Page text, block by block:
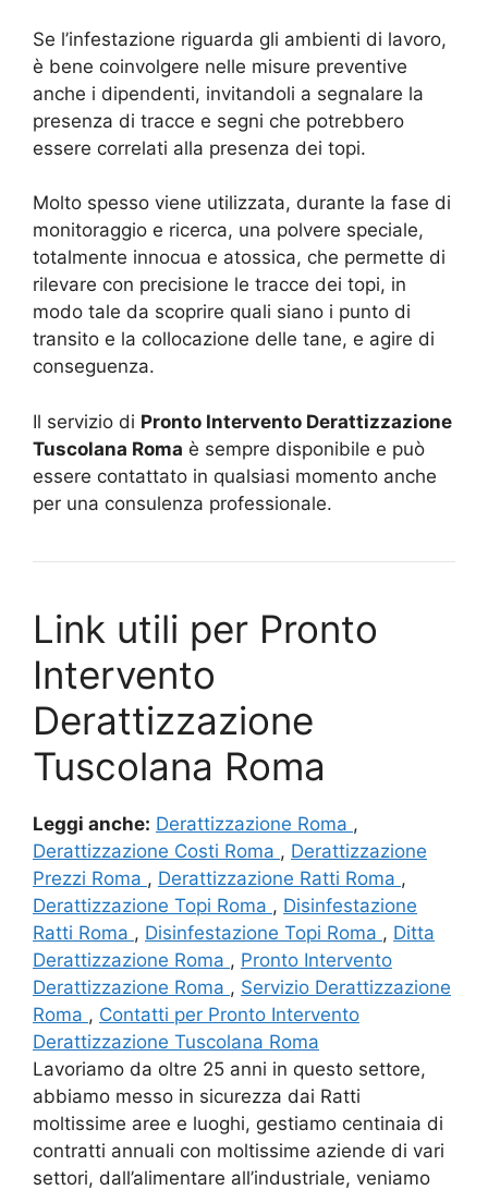
Se l’infestazione riguarda gli ambienti di lavoro,
è bene coinvolgere nelle misure preventive
anche i dipendenti, invitandoli a segnalare la
presenza di tracce e segni che potrebbero
essere correlati alla presenza dei topi.
Molto spesso viene utilizzata, durante la fase di
monitoraggio e ricerca, una polvere speciale,
totalmente innocua e atossica, che permette di
rilevare con precisione le tracce dei topi, in
modo tale da scoprire quali siano i punto di
transito e la collocazione delle tane, e agire di
conseguenza.
Il servizio di Pronto Intervento Derattizzazione
Tuscolana Roma è sempre disponibile e può
essere contattato in qualsiasi momento anche
per una consulenza professionale.
Link utili per Pronto
Intervento
Derattizzazione
Tuscolana Roma
Leggi anche: Derattizzazione Roma ,
Derattizzazione Costi Roma , Derattizzazione
Prezzi Roma , Derattizzazione Ratti Roma ,
Derattizzazione Topi Roma , Disinfestazione
Ratti Roma , Disinfestazione Topi Roma , Ditta
Derattizzazione Roma , Pronto Intervento
Derattizzazione Roma , Servizio Derattizzazione
Roma , Contatti per Pronto Intervento
Derattizzazione Tuscolana Roma
Lavoriamo da oltre 25 anni in questo settore,
abbiamo messo in sicurezza dai Ratti
moltissime aree e luoghi, gestiamo centinaia di
contratti annuali con moltissime aziende di vari
settori, dall’alimentare all’industriale, veniamo